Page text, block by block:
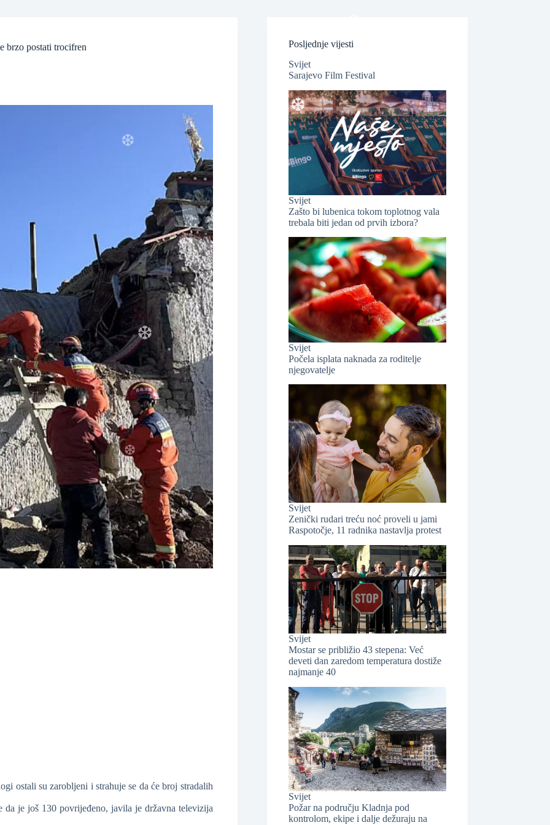
brzo postati trocifren
ostali su zarobljeni i strahuje se da će broj stradalih
je još 130 povrijeđeno, javila je državna televizija
Posljednje vijesti
Svijet
Sarajevo Film Festival
Svijet
Zašto bi lubenica tokom toplotnog vala
trebala biti jedan od prvih izbora?
Svijet
Počela isplata naknada za roditelje
njegovatelje
Svijet
Zenički rudari treću noć proveli u jami
Raspotočje, 11 radnika nastavlja protest
Svijet
Mostar se približio 43 stepena: Već
deveti dan zaredom temperatura dostiže
najmanje 40
Svijet
Požar na području Kladnja pod
kontrolom, ekipe i dalje dežuraju na
❆
❆
❆
❆
❆
❆
❆